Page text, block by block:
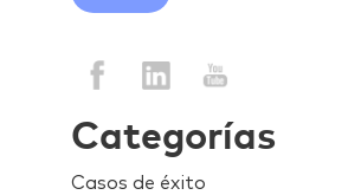
Categorías
Casos de éxito